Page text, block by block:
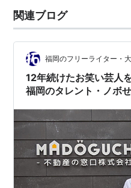
関連ブログ
福岡のフリーライター・
12年続けたお笑い芸人
福岡のタレント・ノボ